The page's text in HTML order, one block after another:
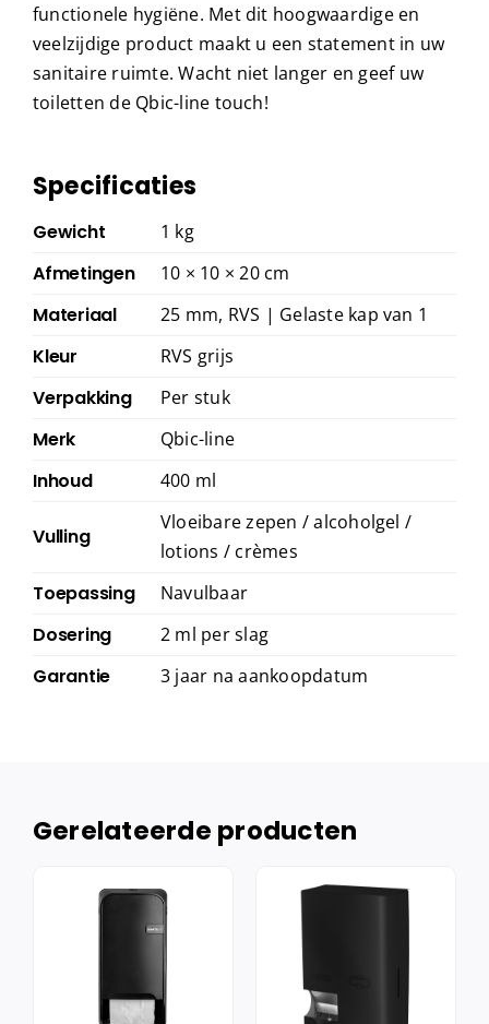
functionele hygiëne. Met dit hoogwaardige en
veelzijdige product maakt u een statement in uw
sanitaire ruimte. Wacht niet langer en geef uw
toiletten de Qbic-line touch!
Specificaties
Gewicht 1 kg
Afmetingen 10 × 10 × 20 cm
Materiaal 25 mm, RVS | Gelaste kap van 1
Kleur RVS grijs
Verpakking Per stuk
Merk Qbic-line
Inhoud 400 ml
Vulling
Vloeibare zepen / alcoholgel /
lotions / crèmes
Toepassing Navulbaar
Dosering 2 ml per slag
Garantie 3 jaar na aankoopdatum
Gerelateerde producten